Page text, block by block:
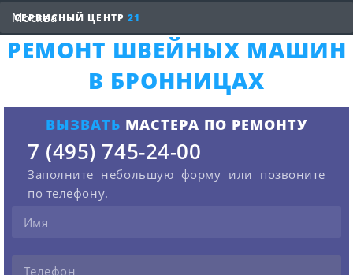
СЕРВИСНЫЙ ЦЕНТР 21
РЕМОНТ ШВЕЙНЫХ МАШИН
В БРОННИЦАХ
ВЫЗВАТЬ МАСТЕРА ПО РЕМОНТУ
7 (495) 745-24-00
Заполните небольшую форму или позвоните
по телефону.